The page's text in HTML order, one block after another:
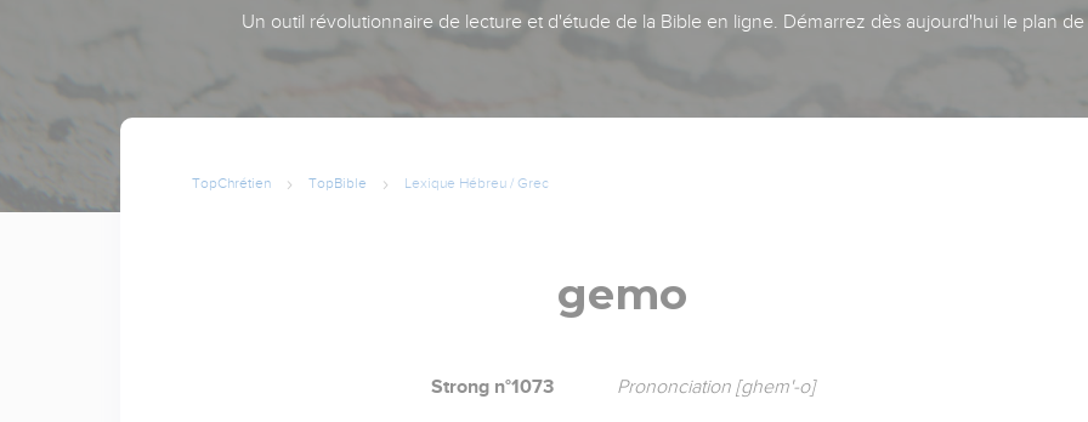
Un outil révolutionnaire de lecture et d'étude de la Bible en ligne. Démarrez dès aujourd'hui le plan
TopChrétien TopBible Lexique Hébreu / Grec
gemo
Strong n°1073 Prononciation [ghem'-o]